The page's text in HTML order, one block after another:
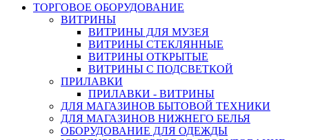
ТОРГОВОЕ ОБОРУДОВАНИЕ
ВИТРИНЫ
ВИТРИНЫ ДЛЯ МУЗЕЯ
ВИТРИНЫ СТЕКЛЯННЫЕ
ВИТРИНЫ ОТКРЫТЫЕ
ВИТРИНЫ С ПОДСВЕТКОЙ
ПРИЛАВКИ
ПРИЛАВКИ - ВИТРИНЫ
ДЛЯ МАГАЗИНОВ БЫТОВОЙ ТЕХНИКИ
ДЛЯ МАГАЗИНОВ НИЖНЕГО БЕЛЬЯ
ОБОРУДОВАНИЕ ДЛЯ ОДЕЖДЫ